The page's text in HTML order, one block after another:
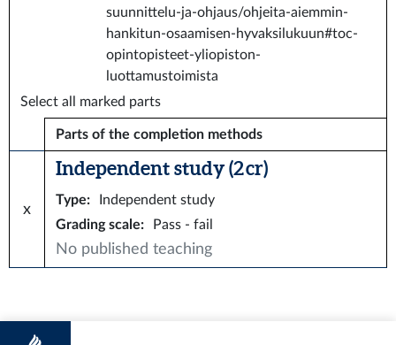
suunnittelu-ja-ohjaus/ohjeita-aiemmin-
hankitun-osaamisen-hyvaksilukuun#toc-
opintopisteet-yliopiston-
luottamustoimista
Select all marked parts
Parts of the completion methods
x
Independent study (2 cr)
Type:
Independent study
Grading scale: Pass - fail
No published teaching